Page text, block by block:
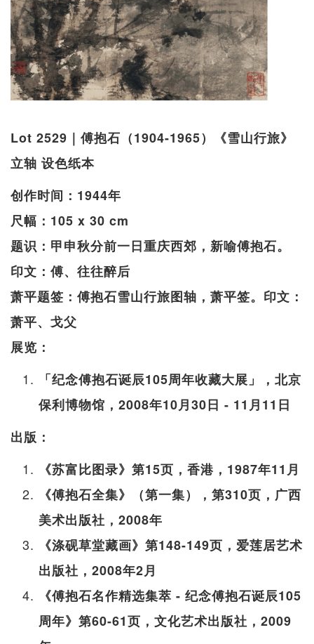
Lot 2529｜傅抱石（1904-1965）《雪山行旅》
立轴 设色纸本
创作时间：1944年
尺幅：105 x 30 cm
题识：甲申秋分前一日重庆西郊，新喻傅抱石。
印文：傅、往往醉后
萧平题签：傅抱石雪山行旅图轴，萧平签。印文：
萧平、戈父
展览：
「纪念傅抱石诞辰105周年收藏大展」，北京
保利博物馆，2008年10月30日 - 11月11日
出版：
《苏富比图录》第15页，香港，1987年11月
《傅抱石全集》（第一集），第310页，广西
美术出版社，2008年
《涤砚草堂藏画》第148-149页，爱莲居艺术
出版社，2008年2月
《傅抱石名作精选集萃 - 纪念傅抱石诞辰105
周年》第60-61页，文化艺术出版社，2009